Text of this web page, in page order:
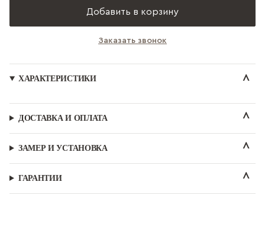
Добавить в корзину
Заказать звонок
ХАРАКТЕРИСТИКИ
ДОСТАВКА И ОПЛАТА
ЗАМЕР И УСТАНОВКА
ГАРАНТИИ